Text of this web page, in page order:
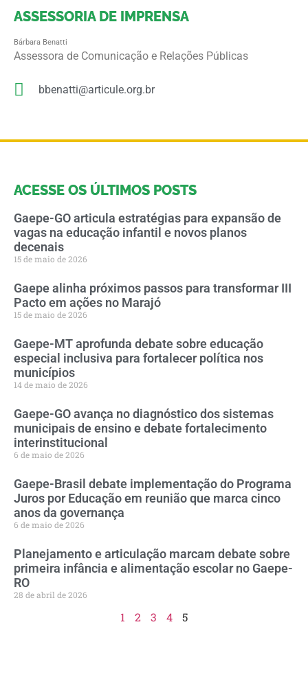
ASSESSORIA DE IMPRENSA
Bárbara Benatti
Assessora de Comunicação e Relações Públicas
bbenatti@articule.org.br
ACESSE OS ÚLTIMOS POSTS
Gaepe-GO articula estratégias para expansão de
vagas na educação infantil e novos planos
decenais
15 de maio de 2026
Gaepe alinha próximos passos para transformar III
Pacto em ações no Marajó
15 de maio de 2026
Gaepe-MT aprofunda debate sobre educação
especial inclusiva para fortalecer política nos
municípios
14 de maio de 2026
Gaepe-GO avança no diagnóstico dos sistemas
municipais de ensino e debate fortalecimento
interinstitucional
6 de maio de 2026
Gaepe-Brasil debate implementação do Programa
Juros por Educação em reunião que marca cinco
anos da governança
6 de maio de 2026
Planejamento e articulação marcam debate sobre
primeira infância e alimentação escolar no Gaepe-
RO
28 de abril de 2026
1 2 3 4 5